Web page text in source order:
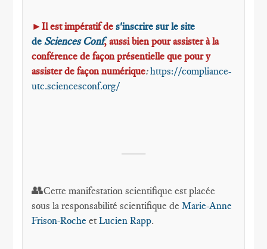
►Il est impératif des'inscrire sur le site
deSciences Conf, aussi bien pour assister à la
conférence de façon présentielle que pour y
assister de façon numérique:https://compliance-
utc.sciencesconf.org/
👥Cette manifestation scientifique est placée
sous la responsabilité scientifique deMarie-Anne
Frison-Roche etLucien Rapp.